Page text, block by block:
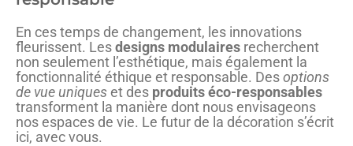
En ces temps de changement, les innovations
fleurissent. Lesdesigns modulaires recherchent
non seulement l’esthétique, mais également la
fonctionnalité éthique et responsable. Desoptions
de vue uniqueset des produits éco-responsables
transforment la manière dont nous envisageons
nos espaces de vie. Le futur de la décoration s’écrit
ici, avec vous.